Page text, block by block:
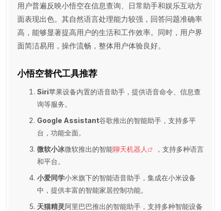
用户普遍反映小悟空在信息查询、日常助手和娱乐互动方
面表现出色。其自然语言处理能力较强，回答问题准确率
高，能够显著提高用户的生活和工作效率。同时，用户界
面简洁易用，操作流畅，整体用户体验良好。
小悟空替代工具推荐
Siri苹果设备内置的语音助手，提供语音命令、信息查
询等服务。
Google Assistant谷歌推出的智能助手，支持多平
台，功能全面。
微软小冰微软推出的智能聊天机器人
，支持多种语言
和平台。
小爱同学小米旗下的智能语音助手，集成在小米设备
中，提供丰富的智能家居控制功能。
天猫精灵阿里巴巴推出的智能助手，支持多种智能设备